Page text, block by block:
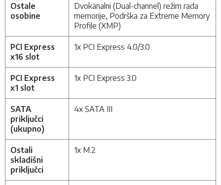
Ostale
osobine
Dvokanalni (Dual-channel) režim rada
memorije, Podrška za Extreme Memory
Profile (XMP)
PCI Express
x16 slot
1x PCI Express 4.0/3.0
PCI Express
x1 slot
1x PCI Express 3.0
SATA
priključci
(ukupno)
4x SATA III
Ostali
skladišni
priključci
1x M.2